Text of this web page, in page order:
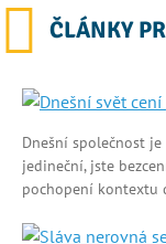
ČLÁNKY
Dnešní společnost
jedineční, jste
pochopení kontextu